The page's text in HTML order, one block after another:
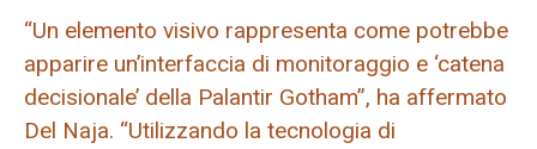
“Un elemento visivo rappresenta come potrebbe
apparire un’interfaccia di monitoraggio e ‘catena
decisionale’ della Palantir Gotham”, ha affermato
Del Naja. “Utilizzando la tecnologia di